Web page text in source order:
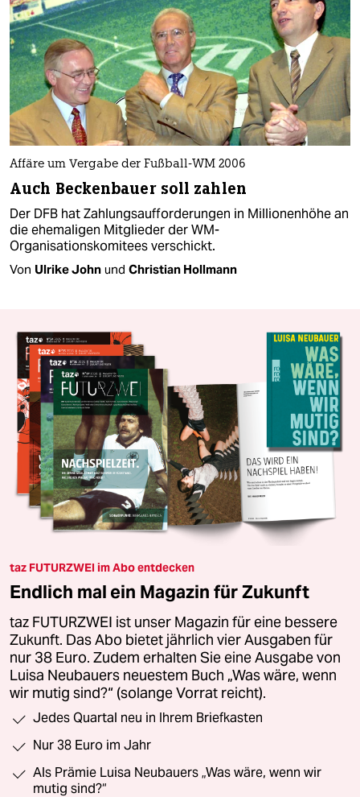
Affäre um Vergabe der Fußball-WM 2006
Auch Beckenbauer soll zahlen
Der DFB hat Zahlungsaufforderungen in Millionenhöhe an
die ehemaligen Mitglieder der WM-
Organisationskomitees verschickt.
Von Ulrike John und Christian Hollmann
taz FUTURZWEI im Abo entdecken
Endlich mal ein Magazin für Zukunft
taz FUTURZWEI ist unser Magazin für eine bessere
Zukunft. Das Abo bietet jährlich vier Ausgaben für
nur 38 Euro. Zudem erhalten Sie eine Ausgabe von
Luisa Neubauers neuestem Buch „Was wäre, wenn
wir mutig sind?“ (solange Vorrat reicht).
Jedes Quartal neu in Ihrem Briefkasten
Nur 38 Euro im Jahr
Als Prämie Luisa Neubauers „Was wäre, wenn wir
mutig sind?“